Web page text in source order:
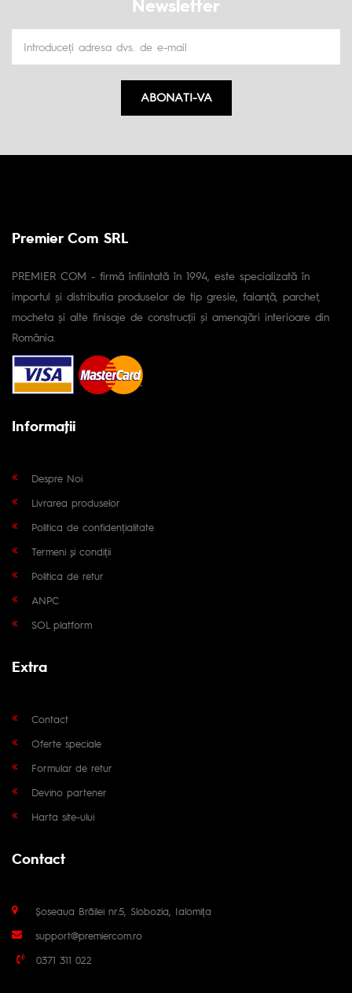
Newsletter
ABONATI-VA
Premier Com SRL
PREMIER COM - firmă înfiintată în 1994, este specializată în
importul și distributia produselor de tip gresie, faianță, parchet,
mocheta și alte finisaje de construcții și amenajări interioare din
România.
Informaţii
Despre Noi
Livrarea produselor
Politica de confidențialitate
Termeni și condiții
Politica de retur
ANPC
SOL platform
Extra
Contact
Oferte speciale
Formular de retur
Devino partener
Harta site-ului
Contact
Șoseaua Brăilei nr.5, Slobozia, Ialomița
support@premiercom.ro
0371 311 022